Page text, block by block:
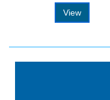
View